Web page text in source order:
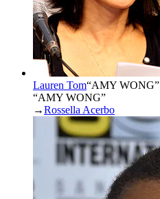
Lauren Tom“AMY WONG”
“AMY WONG”
→Rossella Acerbo